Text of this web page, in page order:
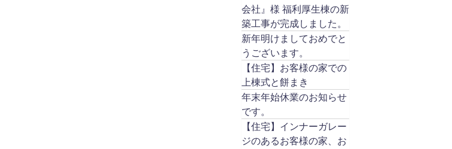
会社』様 福利厚生棟の新
築工事が完成しました。
新年明けましておめでと
うございます。
【住宅】お客様の家での
上棟式と餅まき
年末年始休業のお知らせ
です。
【住宅】インナーガレー
ジのあるお客様の家、お